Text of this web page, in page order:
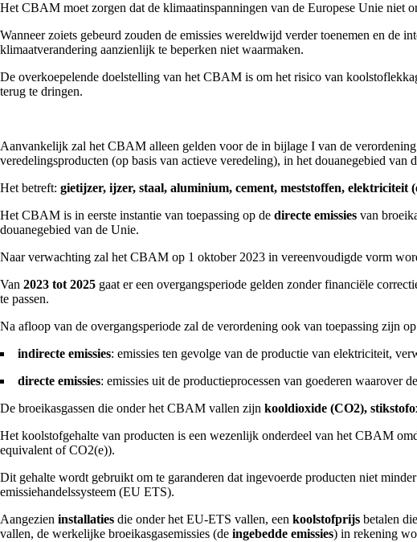
Het CBAM moet zorgen dat de klimaatinspanningen van de Europese Unie niet
Wanneer zoiets gebeurd zouden de emissies wereldwijd verder toenemen en de
klimaatverandering aanzienlijk te beperken niet waarmaken.
De overkoepelende doelstelling van het CBAM is om het risico van
terug te dringen.
Aanvankelijk zal het CBAM alleen gelden voor de in bijlage I van de
veredelingsproducten (op basis van actieve veredeling), in het douanegebied van
Het betreft: gietijzer, ijzer, staal, aluminium, cement, meststoffen, elektriciteit
Het CBAM is in eerste instantie van toepassing op de directe emissies van
douanegebied van de Unie.
Naar verwachting zal het CBAM op 1 oktober 2023 in vereenvoudigde vorm
Van 2023 tot 2025 gaat er een overgangsperiode gelden zonder financiële
te passen.
Na afloop van de overgangsperiode zal de verordening ook van toepassing zijn
indirecte emissies: emissies ten gevolge van de productie van elektriciteit,
directe emissies: emissies uit de productieprocessen van goederen waarover
De broeikasgassen die onder het CBAM vallen zijn kooldioxide (CO2),
Het koolstofgehalte van producten is een wezenlijk onderdeel van het CBAM
equivalent of CO2(e)).
Dit gehalte wordt gebruikt om te garanderen dat ingevoerde producten niet
emissiehandelssysteem (EU ETS).
Aangezien installaties die onder het EU-ETS vallen, een koolstofprijs betalen
vallen, de werkelijke broeikasgasemissies (de ingebedde emissies) in rekening